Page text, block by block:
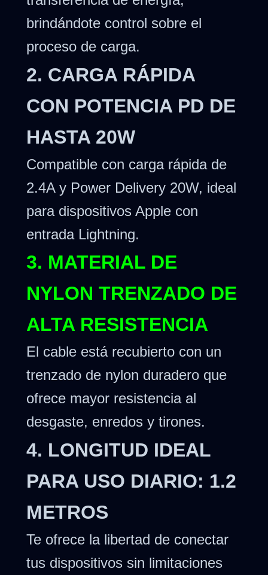
brindándote control sobre el
proceso de carga.
2. CARGA RÁPIDA
CON POTENCIA PD DE
HASTA 20W
Compatible con carga rápida de
2.4A y Power Delivery 20W, ideal
para dispositivos Apple con
entrada Lightning.
3. MATERIAL DE
NYLON TRENZADO DE
ALTA RESISTENCIA
El cable está recubierto con un
trenzado de nylon duradero que
ofrece mayor resistencia al
desgaste, enredos y tirones.
4. LONGITUD IDEAL
PARA USO DIARIO: 1.2
METROS
Te ofrece la libertad de conectar
tus dispositivos sin limitaciones